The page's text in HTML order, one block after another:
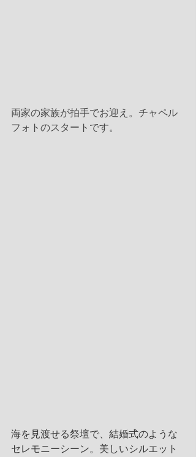
両家の家族が拍手でお迎え。チャペル
フォトのスタートです。
海を見渡せる祭壇で、結婚式のような
セレモニーシーン。美しいシルエット